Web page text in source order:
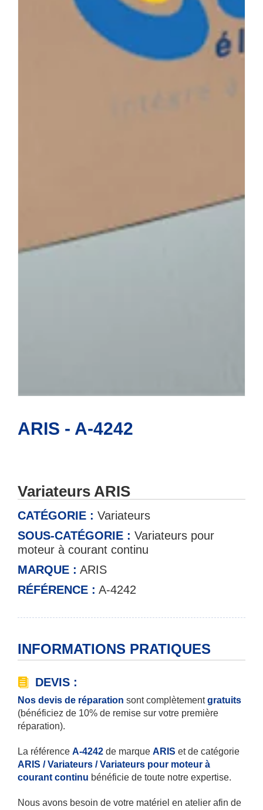
ARIS - A-4242
Variateurs ARIS
CATÉGORIE : Variateurs
SOUS-CATÉGORIE : Variateurs pour
moteur à courant continu
MARQUE : ARIS
RÉFÉRENCE : A-4242
INFORMATIONS PRATIQUES
DEVIS :
Nos devis de réparation sont complètementgratuits
(bénéficiez de 10% de remise sur votre première
réparation).
La référence A-4242 de marque ARIS et de catégorie
ARIS / Variateurs / Variateurs pour moteur à
courant continu bénéficie de toute notre expertise.
Nous avons besoin de votre matériel en atelier afin de